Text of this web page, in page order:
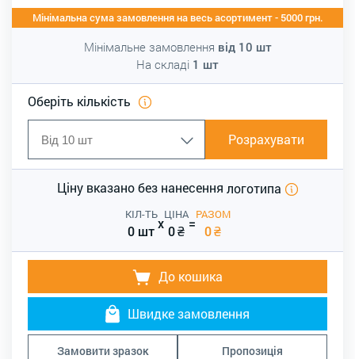
Мінімальна сума замовлення на весь асортимент - 5000 грн.
Мінімальне замовлення від 10 шт
На складі 1 шт
Оберіть кількість
Розрахувати
Ціну вказано без нанесення логотипа
КІЛ-ТЬ
0 штx
ЦІНА
0₴ =
РАЗОМ
0₴
До кошика
Швидке замовлення
Замовити зразок Пропозиція